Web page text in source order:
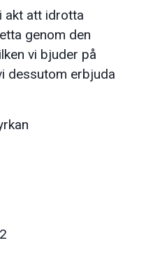
akt att idrotta
genom den
vi bjuder på
dessutom erbjuda